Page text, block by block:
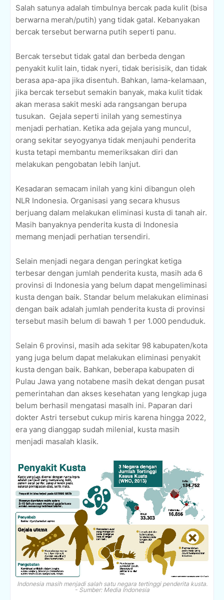
Salah satunya adalah timbulnya bercak pada kulit (bisa
berwarna merah/putih) yang tidak gatal. Kebanyakan
bercak tersebut berwarna putih seperti panu.
Bercak tersebut tidak gatal dan berbeda dengan
penyakit kulit lain, tidak nyeri, tidak berisisik, dan tidak
berasa apa-apa jika disentuh. Bahkan, lama-kelamaan,
jika bercak tersebut semakin banyak, maka kulit tidak
akan merasa sakit meski ada rangsangan berupa
tusukan. Gejala seperti inilah yang semestinya
menjadi perhatian. Ketika ada gejala yang muncul,
orang sekitar seyogyanya tidak menjauhi penderita
kusta tetapi membantu memeriksakan diri dan
melakukan pengobatan lebih lanjut.
Kesadaran semacam inilah yang kini dibangun oleh
NLR Indonesia. Organisasi yang secara khusus
berjuang dalam melakukan eliminasi kusta di tanah air.
Masih banyaknya penderita kusta di Indonesia
memang menjadi perhatian tersendiri.
Selain menjadi negara dengan peringkat ketiga
terbesar dengan jumlah penderita kusta, masih ada 6
provinsi di Indonesia yang belum dapat mengeliminasi
kusta dengan baik. Standar belum melakukan eliminasi
dengan baik adalah jumlah penderita kusta di provinsi
tersebut masih belum di bawah 1 per 1.000 penduduk.
Selain 6 provinsi, masih ada sekitar 98 kabupaten/kota
yang juga belum dapat melakukan eliminasi penyakit
kusta dengan baik. Bahkan, beberapa kabupaten di
Pulau Jawa yang notabene masih dekat dengan pusat
pemerintahan dan akses kesehatan yang lengkap juga
belum berhasil mengatasi masalh ini. Paparan dari
dokter Astri tersebut cukup miris karena hingga 2022,
era yang dianggap sudah milenial, kusta masih
menjadi masalah klasik.
Indonesia masih menjadi salah satu negara tertinggi penderita kusta.
- Sumber: Media Indonesia